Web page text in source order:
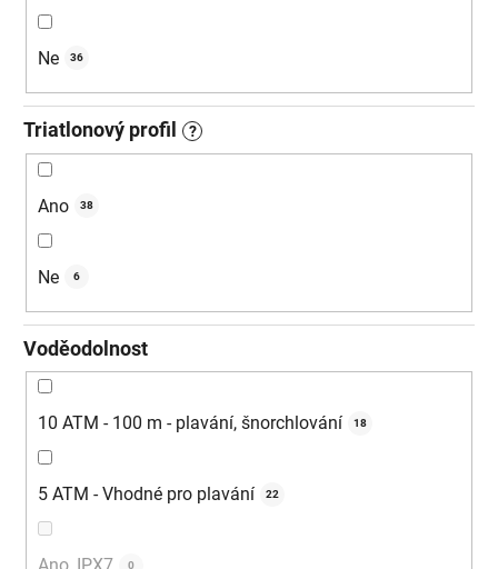
Ne 36
Triatlonový profil ?
Ano 38
Ne 6
Voděodolnost
10 ATM - 100 m - plavání, šnorchlování 18
5 ATM - Vhodné pro plavání 22
0